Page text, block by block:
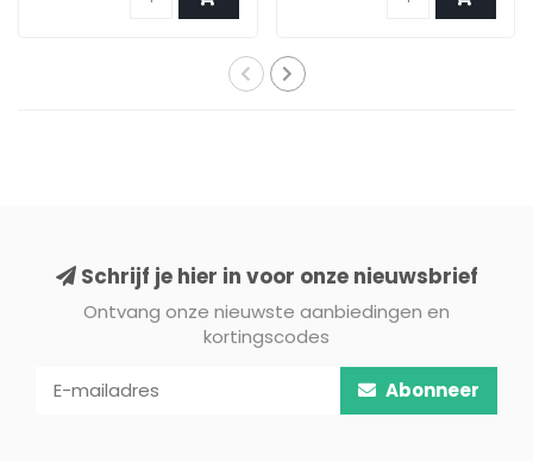
Schrijf je hier in voor onze nieuwsbrief
Ontvang onze nieuwste aanbiedingen en
kortingscodes
Abonneer